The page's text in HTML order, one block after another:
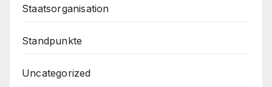
Staatsorganisation
Standpunkte
Uncategorized